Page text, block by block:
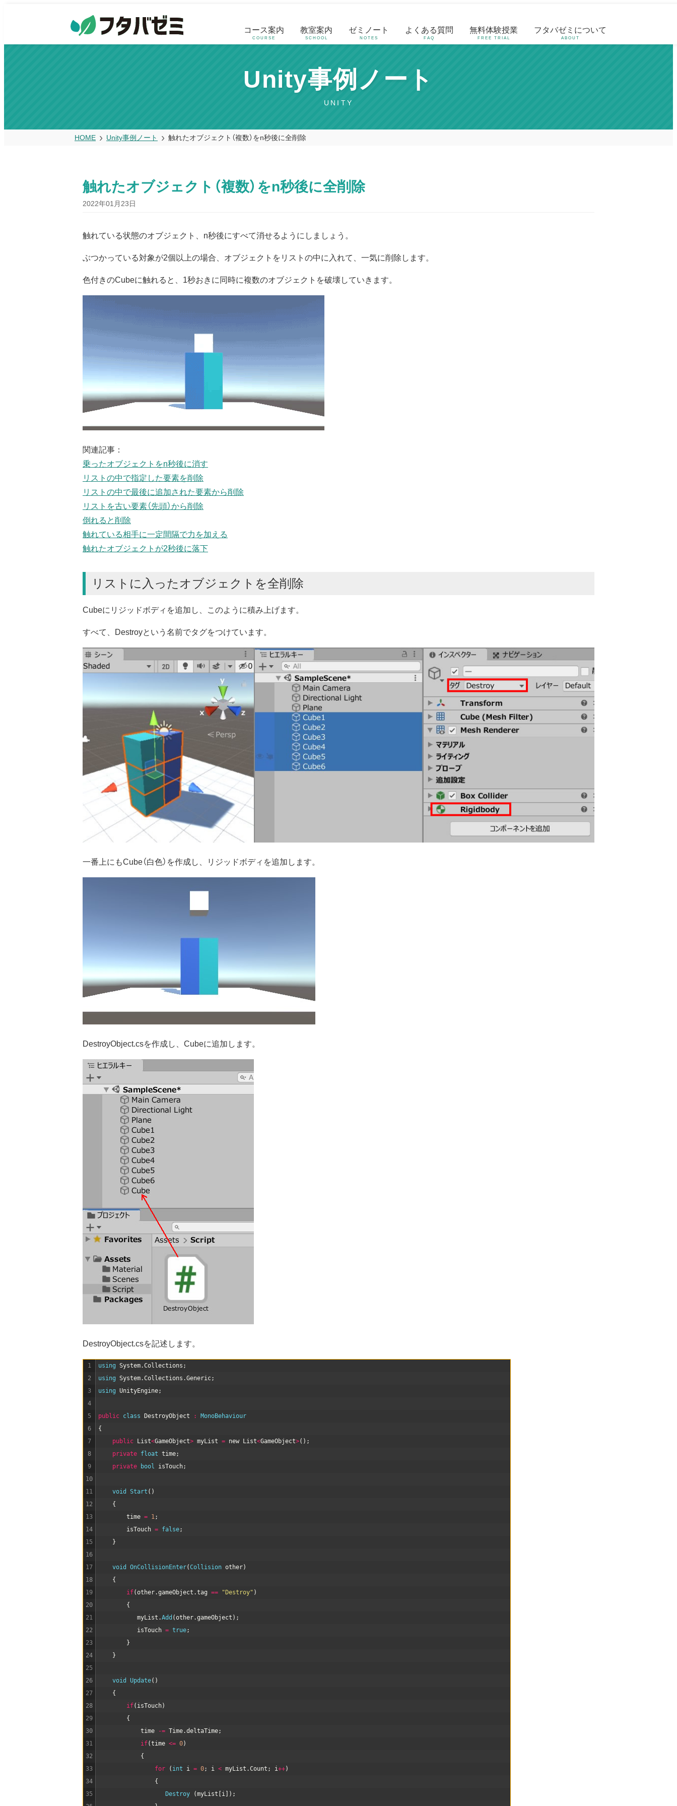
コース案内
COURSE
教室案内
SCHOOL
ゼミノート
NOTES
よくある質問
FAQ
無料体験授業
FREE TRIAL
フタバゼミについて
ABOUT
Unity事例ノート
UNITY
HOME Unity事例ノート 触れたオブジェクト（複数）をn秒後に全削除
触れたオブジェクト（複数）をn秒後に全削除
2022年01月23日
触れている状態のオブジェクト、n秒後にすべて消せるようにしましょう。
ぶつかっている対象が2個以上の場合、オブジェクトをリストの中に入れて、一気に削除します。
色付きのCubeに触れると、1秒おきに同時に複数のオブジェクトを破壊していきます。
関連記事：
乗ったオブジェクトをn秒後に消す
リストの中で指定した要素を削除
リストの中で最後に追加された要素から削除
リストを古い要素（先頭）から削除
倒れると削除
触れている相手に一定間隔で力を加える
触れたオブジェクトが2秒後に落下
リストに入ったオブジェクトを全削除
Cubeにリジッドボディを追加し、このように積み上げます。
すべて、Destroyという名前でタグをつけています。
一番上にもCube（白色）を作成し、リジッドボディを追加します。
DestroyObject.csを作成し、Cubeに追加します。
DestroyObject.csを記述します。
1
2
3
4
5
6
7
8
9
10
11
12
13
14
15
16
17
18
19
20
21
22
23
24
25
26
27
28
29
30
31
32
33
34
35
using System.Collections ;
using System.Collections .Generic;
using UnityEngine;
public class DestroyObject :
MonoBehaviour
{
public List<GameObject> myList = new List<GameObject>( ) ;
private float time;
private
bool isTouch;
void Start ( )
{
time = 1 ;
isTouch = false;
}
void OnCollisionEnter(Collision other)
{
if(other.gameObject .tag == "Destroy" )
{
myList .Add (other.gameObject ) ;
isTouch = true;
}
}
void Update( )
{
if( isTouch)
{
time
-= Time.deltaTime;
if(time <= 0)
{
for
( int i = 0; i < myList .Count ; i++)
{
Destroy
(myList [i ] ) ;